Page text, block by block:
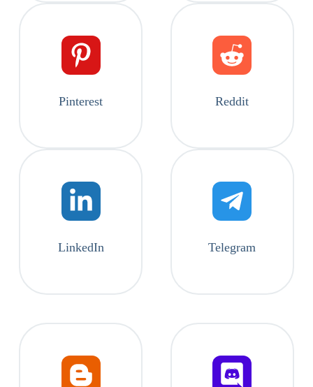
Pinterest Reddit
LinkedIn Telegram